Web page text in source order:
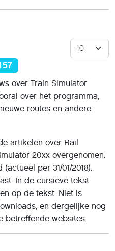
Toon #
over Train Simulator
over het programma,
routes en andere
artikelen over Rail
20xx overgenomen.
per 31/01/2018).
In de cursieve tekst
op de tekst. Niet is
en dergelijke nog
betreffende websites.